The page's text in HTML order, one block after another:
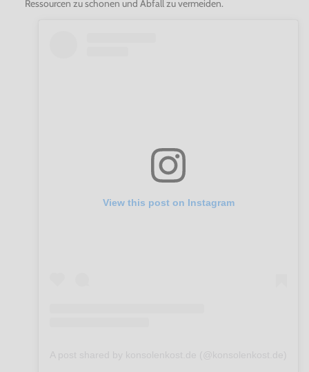
Ressourcen zu schonen und Abfall zu vermeiden.
View this post on Instagram